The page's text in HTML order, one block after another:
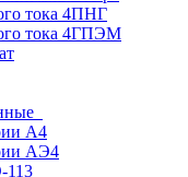
тока 4ПНГ
тока 4ГПЭМ
А4
АЭ4
113